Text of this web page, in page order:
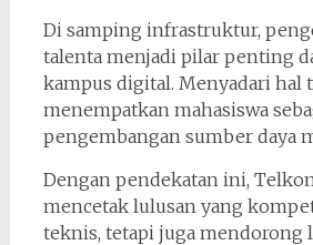
Di samping infrastruktur,
talenta menjadi pilar penting
kampus digital. Menyadari hal
menempatkan mahasiswa
pengembangan sumber daya
Dengan pendekatan ini,
mencetak lulusan yang
teknis, tetapi juga mendorong